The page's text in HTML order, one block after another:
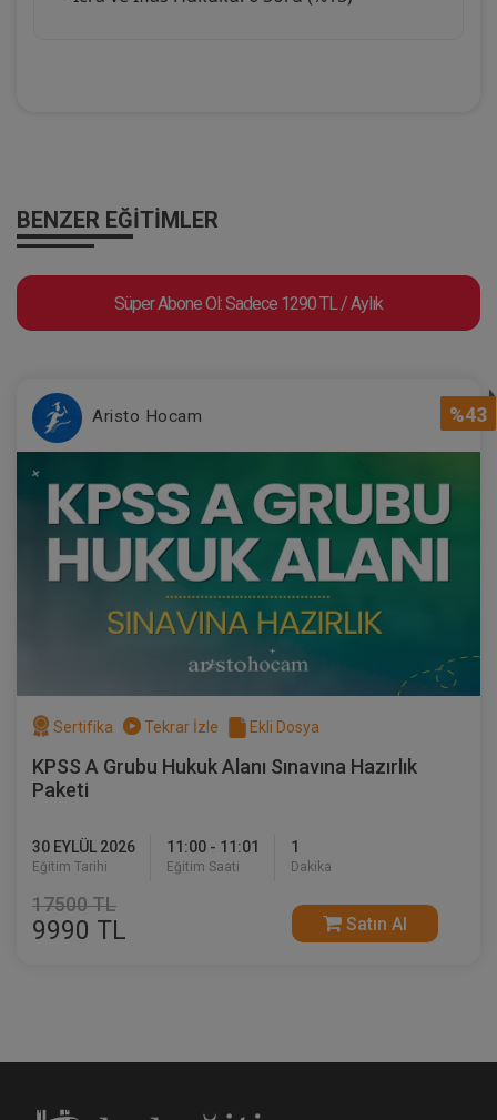
BENZER EĞITIMLER
Süper Abone Ol: Sadece 1290 TL / Aylık
%43
Aristo Hocam
Sertifika Tekrar İzle Ekli Dosya
KPSS A Grubu Hukuk Alanı Sınavına Hazırlık
Paketi
30 EYLÜL 2026
Eğitim Tarihi
11:00 - 11:01
Eğitim Saati
1
Dakika
17500 TL
9990 TL Satın Al